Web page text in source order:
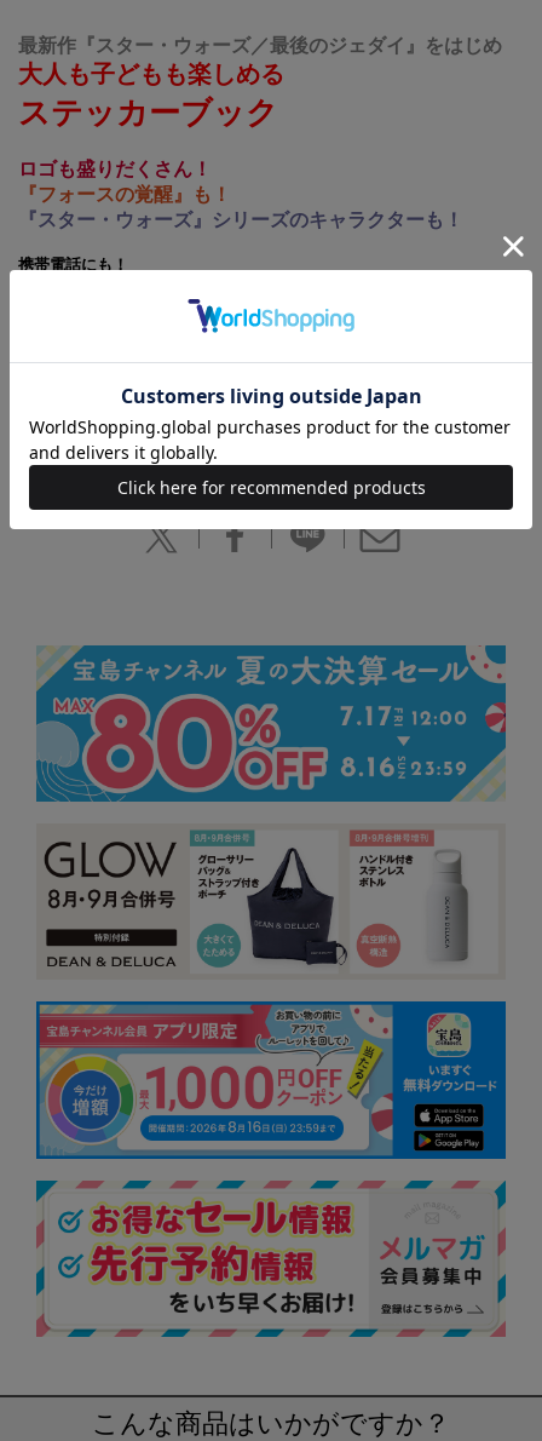
最新作『スター・ウォーズ／最後のジェダイ』をはじめ
大人も子どもも楽しめる
ステッカーブック
ロゴも盛りだくさん！
『フォースの覚醒』も！
『スター・ウォーズ』シリーズのキャラクターも！
携帯電話にも！
好きなところに貼ってカスタマイズ！
品のステッカーも盛りだくさん。手帳やパソコンなどに貼って、オリジ
ナルのデコレーションを楽しめます。
(C)＆ TM Lucasfilm Ltd.
こんな商品はいかがですか？